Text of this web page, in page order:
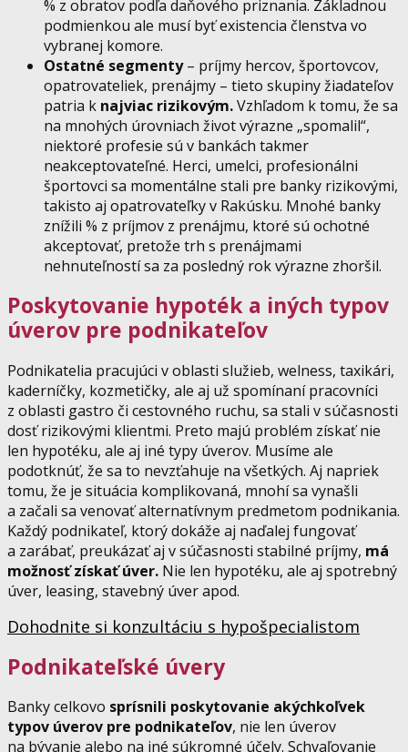
% z obratov podľa daňového priznania. Základnou
podmienkou ale musí byť existencia členstva vo
vybranej komore.
Ostatné segmenty– príjmy hercov, športovcov,
opatrovateliek, prenájmy – tieto skupiny žiadateľov
patria k najviac rizikovým.Vzhľadom k tomu, že sa
na mnohých úrovniach život výrazne „spomalil“,
niektoré profesie sú v bankách takmer
neakceptovateľné. Herci, umelci, profesionálni
športovci sa momentálne stali pre banky rizikovými,
takisto aj opatrovateľky v Rakúsku. Mnohé banky
znížili % z príjmov z prenájmu, ktoré sú ochotné
akceptovať, pretože trh s prenájmami
nehnuteľností sa za posledný rok výrazne zhoršil.
Poskytovanie hypoték a iných typov
úverov pre podnikateľov
Podnikatelia pracujúci v oblasti služieb, welness, taxikári,
kaderníčky, kozmetičky, ale aj už spomínaní pracovníci
z oblasti gastro či cestovného ruchu, sa stali v súčasnosti
dosť rizikovými klientmi. Preto majú problém získať nie
len hypotéku, ale aj iné typy úverov. Musíme ale
podotknúť, že sa to nevzťahuje na všetkých. Aj napriek
tomu, že je situácia komplikovaná, mnohí sa vynašli
a začali sa venovať alternatívnym predmetom podnikania.
Každý podnikateľ, ktorý dokáže aj naďalej fungovať
a zarábať, preukázať aj v súčasnosti stabilné príjmy, má
možnosť získať úver. Nie len hypotéku, ale aj spotrebný
úver, leasing, stavebný úver apod.
Dohodnite si konzultáciu s hypošpecialistom
Podnikateľské úvery
Banky celkovo sprísnili poskytovanie akýchkoľvek
typov úverov pre podnikateľov, nie len úverov
na bývanie alebo na iné súkromné účely. Schvaľovanie